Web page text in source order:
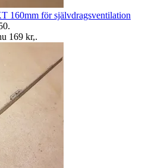
160mm för självdragsventilation
.
169 kr,.